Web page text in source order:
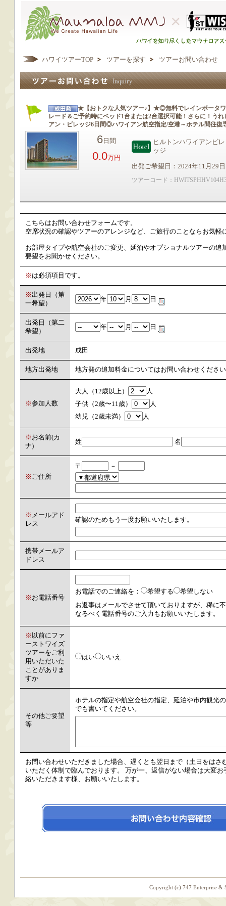
ハワイツアーTOP ツアーを探す ツアーお問い合わせ
★【おトクな人気ツアー♪】★◎無料でレインボータ
レード＆ご予約時にベッド1台または2台選択可能！さらに！う
アン・ビレッジ6日間◎ハワイアン航空指定/空港～ホテル間往復
6 日間
0.0万円
ヒルトンハワイアンビレ
ッジ
出発ご希望日：2024年11月29日
ツアーコード：
こちらはお問い合わせフォームです。
空席状況の確認やツアーのアレンジなど、ご旅行のことならお気軽
お部屋タイプや航空会社のご変更、延泊やオプショナルツアーの追
要望をお聞かせください。
※ は必須項目です。
※出発日（第
一希望）
年 月 日
出発日（第二
希望）
年 月 日
出発地 成田
地方出発地 地方発の追加料金についてはお問い合わせください
※参加人数
大人（12歳以上）
人
子供（2歳〜11歳）
人
幼児（2歳未満）
人
※ お名前(カ
ナ)
姓 名
※ ご住所
〒 －
※ メールアド
レス
確認のためもう一度お願いいたします。
携帯メールア
ドレス
※ お電話番号
お電話でのご連絡を： 希望する
希望しない
お返事はメールでさせて頂いておりますが、稀に
なるべく電話番号のご入力もお願いいたします。
※ 以前にファ
ーストワイズ
ツアーをご利
用いただいた
ことがありま
すか
はい いいえ
その他ご要望
等
ホテルの指定や航空会社の指定、延泊や市内観光
でも書いてください。
お問い合わせいただきました場合、遅くとも翌日まで（土日をはさ
いただく体制で臨んでおります。 万が一、返信がない場合は大変
絡いただきます様、お願いいたします。
Copyright (c) 747 Enterprise &